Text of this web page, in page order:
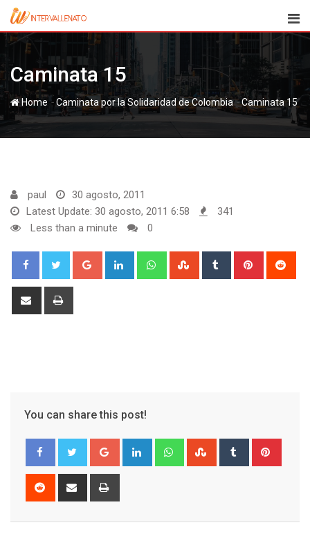
Skip
content
Caminata 15
Home- -Caminata 15
paul
30 agosto, 2011
Latest Update: 30 agosto, 2011 6:58
341
Less than a minute
0
Google+ LinkedIn WhatsappStumbleUpon
Tumblr Pinterest
Share
You can share this post!
Google+ LinkedIn WhatsappStumbleUpon
Tumblr
Reddit
Share